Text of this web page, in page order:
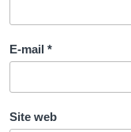
E-mail *
Site web